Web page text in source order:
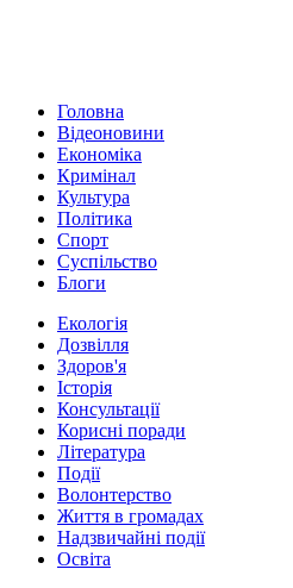
Головна
Відеоновини
Економіка
Кримінал
Культура
Політика
Спорт
Суспільство
Блоги
Екологія
Дозвілля
Здоров'я
Історія
Консультації
Корисні поради
Література
Події
Волонтерство
Життя в громадах
Надзвичайні події
Освіта